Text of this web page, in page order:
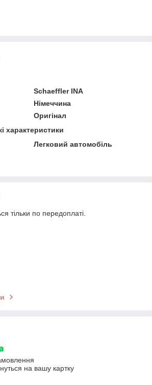
Schaeffler INA
Німеччина
Оригінал
характеристики
Легковий автомобіль
тільки по передоплаті.
на вашу картку